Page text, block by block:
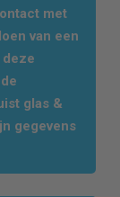
met
van een
deze
glas &
gegevens